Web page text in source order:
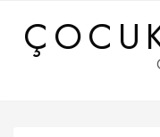
content